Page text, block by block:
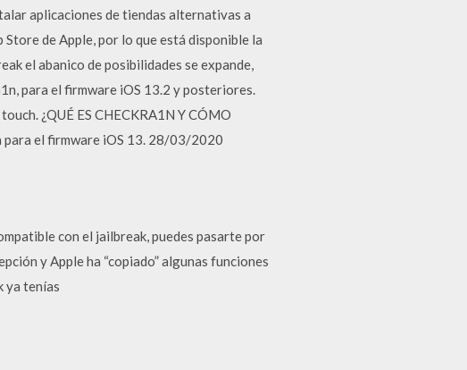
aplicaciones de tiendas alternativas a
de Apple, por lo que está disponible la
el abanico de posibilidades se expande,
para el firmware iOS 13.2 y posteriores.
¿QUÉ ES CHECKRA1N Y CÓMO
para el firmware iOS 13. 28/03/2020
con el jailbreak, puedes pasarte por
y Apple ha “copiado” algunas funciones
ya tenías